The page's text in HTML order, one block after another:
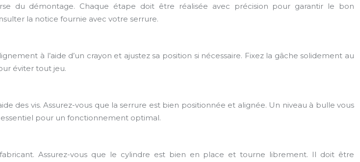
du démontage. Chaque étape doit être réalisée avec précision pour garantir le bon
la notice fournie avec votre serrure.
à l’aide d’un crayon et ajustez sa position si nécessaire. Fixez la gâche solidement au
éviter tout jeu.
des vis. Assurez-vous que la serrure est bien positionnée et alignée. Un niveau à bulle vous
pour un fonctionnement optimal.
Assurez-vous que le cylindre est bien en place et tourne librement. Il doit être